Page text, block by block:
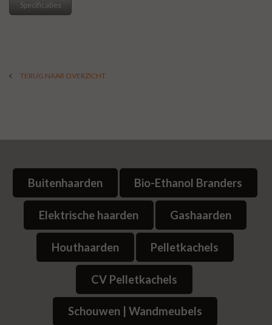
Specificaties
TERUG NAAR OVERZICHT
Buitenhaarden Bio-Ethanol Branders
Elektrische haarden Gashaarden
Houthaarden Pelletkachels
CV Pelletkachels
Schouwen | Wandmeubels